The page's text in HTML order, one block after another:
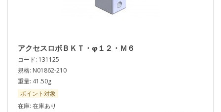
アクセスロボＢＫＴ・φ１２・Ｍ６
コード: 131125
規格: N01862-210
重量: 41.50g
ポイント対象
在庫: 在庫あり